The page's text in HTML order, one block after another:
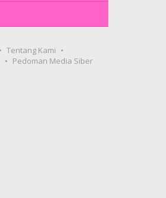
Tentang Kami
Pedoman Media Siber